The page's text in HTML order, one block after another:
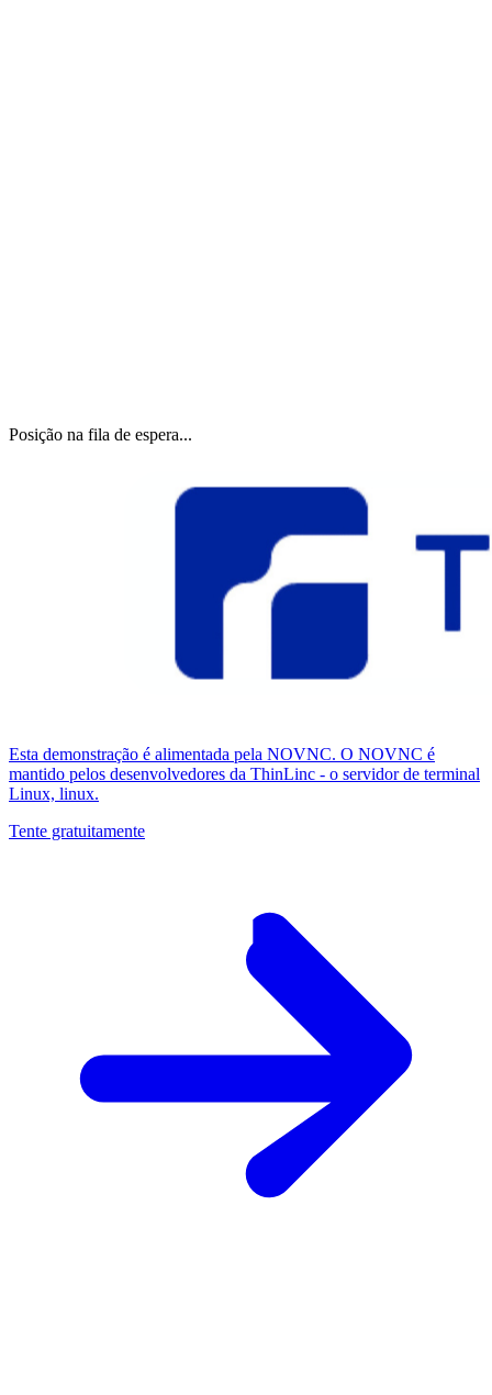
Posição na fila de espera...
Esta demonstração é alimentada pela NOVNC. O NOVNC é
mantido pelos desenvolvedores da ThinLinc - o servidor de terminal
Linux, linux.
Tente gratuitamente